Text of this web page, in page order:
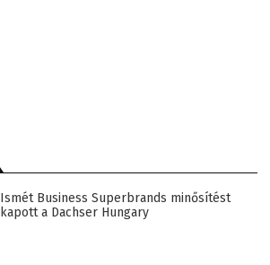
Ismét Business Superbrands minősítést
kapott a Dachser Hungary